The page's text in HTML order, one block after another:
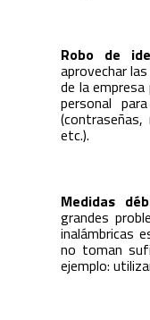
Robo de
aprovechar
de la
personal
(contraseñas,
etc.).
Medidas
grandes
inalámbricas
no toman
ejemplo: